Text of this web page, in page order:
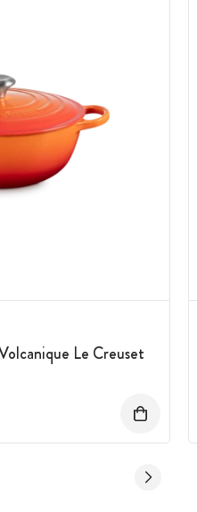
Le Creuset